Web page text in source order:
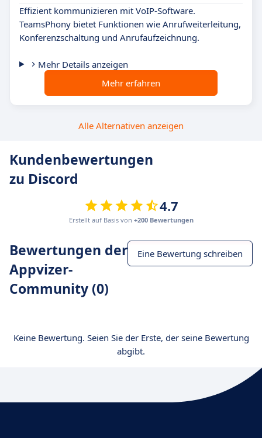
Effizient kommunizieren mit VoIP-Software.
TeamsPhony bietet Funktionen wie Anrufweiterleitung,
Konferenzschaltung und Anrufaufzeichnung.
Mehr Details anzeigen
Mehr erfahren
Alle Alternativen anzeigen
Kundenbewertungen
zu Discord
4.7
Erstellt auf Basis von +200 Bewertungen
Bewertungen der
Appvizer-
Community (0)
Eine Bewertung schreiben
Keine Bewertung. Seien Sie der Erste, der seine Bewertung
abgibt.